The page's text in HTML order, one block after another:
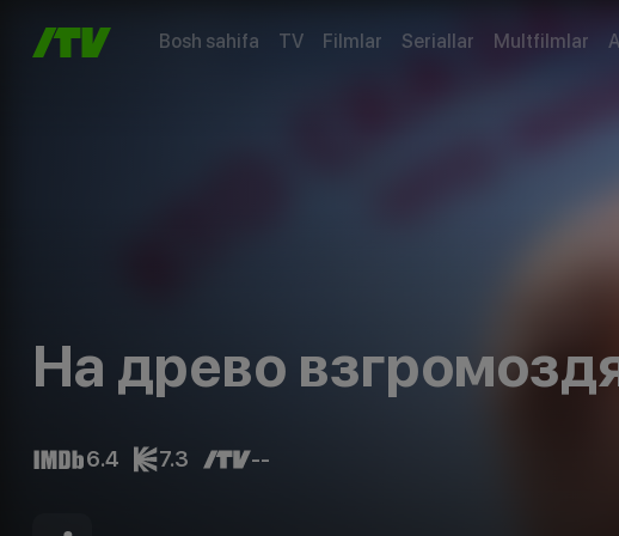
Bosh sahifa TV Filmlar Seriallar Multfilmlar
На древо
6.4 7.3 --